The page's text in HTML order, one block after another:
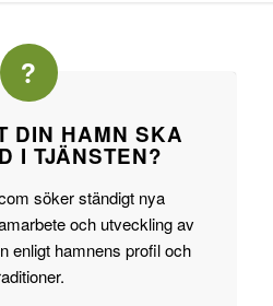
DIN HAMN SKA
I TJÄNSTEN?
söker ständigt nya
och utveckling av
enligt hamnens profil och